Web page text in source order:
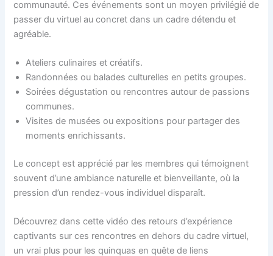
communauté. Ces événements sont un moyen privilégié de
passer du virtuel au concret dans un cadre détendu et
agréable.
Ateliers culinaires et créatifs.
Randonnées ou balades culturelles en petits groupes.
Soirées dégustation ou rencontres autour de passions
communes.
Visites de musées ou expositions pour partager des
moments enrichissants.
Le concept est apprécié par les membres qui témoignent
souvent d’une ambiance naturelle et bienveillante, où la
pression d’un rendez-vous individuel disparaît.
Découvrez dans cette vidéo des retours d’expérience
captivants sur ces rencontres en dehors du cadre virtuel,
un vrai plus pour les quinquas en quête de liens